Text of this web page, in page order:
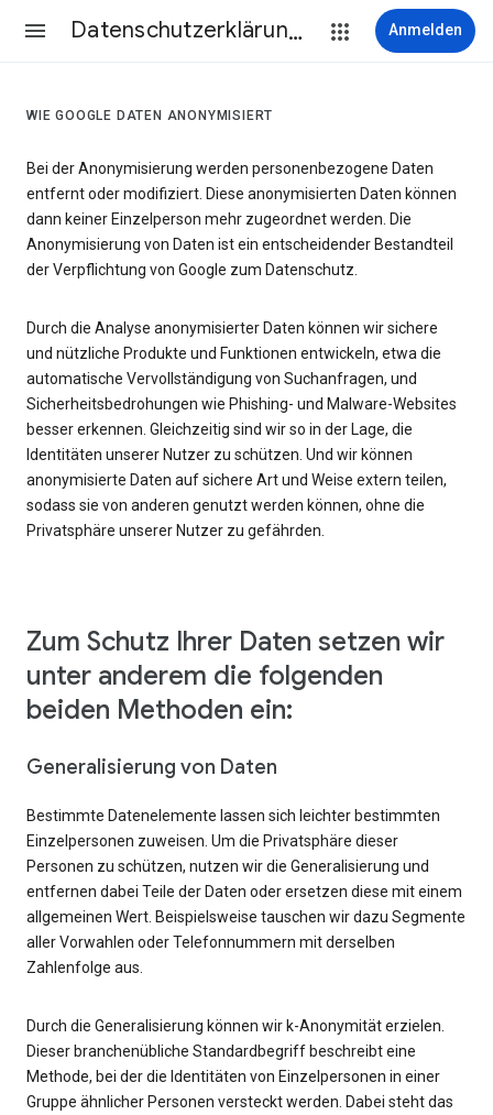
Datenschutzerklärung & Nutzungsbedingungen Anmelden
WIE GOOGLE DATEN ANONYMISIERT
Bei der Anonymisierung werden personenbezogene Daten
entfernt oder modifiziert. Diese anonymisierten Daten können
dann keiner Einzelperson mehr zugeordnet werden. Die
Anonymisierung von Daten ist ein entscheidender Bestandteil
der Verpflichtung von Google zum Datenschutz.
Durch die Analyse anonymisierter Daten können wir sichere
und nützliche Produkte und Funktionen entwickeln, etwa die
automatische Vervollständigung von Suchanfragen, und
Sicherheitsbedrohungen wie Phishing- und Malware-Websites
besser erkennen. Gleichzeitig sind wir so in der Lage, die
Identitäten unserer Nutzer zu schützen. Und wir können
anonymisierte Daten auf sichere Art und Weise extern teilen,
sodass sie von anderen genutzt werden können, ohne die
Privatsphäre unserer Nutzer zu gefährden.
Zum Schutz Ihrer Daten setzen wir
unter anderem die folgenden
beiden Methoden ein:
Generalisierung von Daten
Bestimmte Datenelemente lassen sich leichter bestimmten
Einzelpersonen zuweisen. Um die Privatsphäre dieser
Personen zu schützen, nutzen wir die Generalisierung und
entfernen dabei Teile der Daten oder ersetzen diese mit einem
allgemeinen Wert. Beispielsweise tauschen wir dazu Segmente
aller Vorwahlen oder Telefonnummern mit derselben
Zahlenfolge aus.
Durch die Generalisierung können wir k-Anonymität erzielen.
Dieser branchenübliche Standardbegriff beschreibt eine
Methode, bei der die Identitäten von Einzelpersonen in einer
Gruppe ähnlicher Personen versteckt werden. Dabei steht das